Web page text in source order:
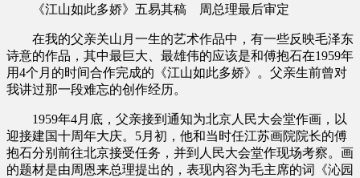
《江山如此多娇》五易其稿 周总理最后审定
在我的父亲关山月一生的艺术作品中，有一些反映毛泽东
诗意的作品，其中最巨大、最雄伟的应该是和傅抱石在1959年
用4个月的时间合作完成的《江山如此多娇》。父亲生前曾对
我讲过那一段难忘的创作经历。
1959年4月底，父亲接到通知为北京人民大会堂作画，以
迎接建国十周年大庆。5月初，他和当时任江苏画院院长的傅
抱石分别前往北京接受任务，并到人民大会堂作现场考察。画
的题材是由周恩来总理提出的，表现内容为毛主席的词《沁园